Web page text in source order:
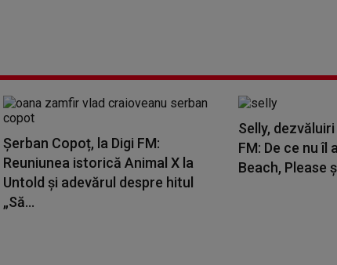
Șerban Copoț, la Digi FM:
Reuniunea istorică Animal X la
Untold și adevărul despre hitul
„Să...
Selly,
FM: De ce nu îl
Beach, Please